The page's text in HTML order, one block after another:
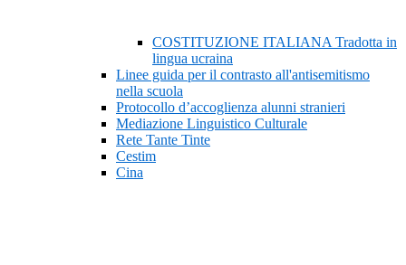
COSTITUZIONE ITALIANA Tradotta in
lingua ucraina
Linee guida per il contrasto all'antisemitismo
nella scuola
Protocollo d’accoglienza alunni stranieri
Mediazione Linguistico Culturale
Rete Tante Tinte
Cestim
Cina